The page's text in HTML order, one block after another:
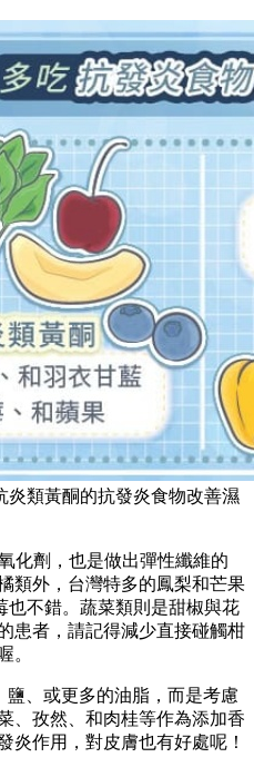
炎類黃酮的抗發炎食物改善濕
化劑，也是做出彈性纖維的
類外，台灣特多的鳳梨和芒果
也不錯。蔬菜類則是甜椒與花
患者，請記得減少直接碰觸柑
。
鹽、或更多的油脂，而是考慮
、孜然、和肉桂等作為添加香
炎作用，對皮膚也有好處呢！